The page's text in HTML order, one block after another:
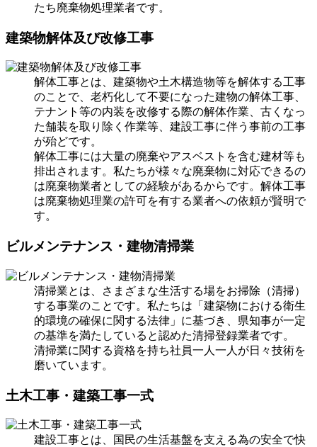
たち廃棄物処理業者です。
建築物解体及び改修工事
解体工事とは、建築物や土木構造物等を解体する工事
のことで、老朽化して不要になった建物の解体工事、
テナント等の内装を改修する際の解体作業、古くなっ
た舗装を取り除く作業等、建設工事に伴う事前の工事
が殆どです。
解体工事には大量の廃棄やアスベストを含む建材等も
排出されます。私たちが様々な廃棄物に対応できるの
は廃棄物業者としての経験があるからです。解体工事
は廃棄物処理業の許可を有する業者への依頼が賢明で
す。
ビルメンテナンス・建物清掃業
清掃業とは、さまざまな生活する場をお掃除（清掃）
する事業のことです。私たちは「建築物における衛生
的環境の確保に関する法律」に基づき、県知事が一定
の基準を満たしていると認めた清掃登録業者です。
清掃業に関する資格を持ち社員一人一人が日々技術を
磨いています。
土木工事・建築工事一式
建設工事とは、国民の生活基盤を支える為の安全で快